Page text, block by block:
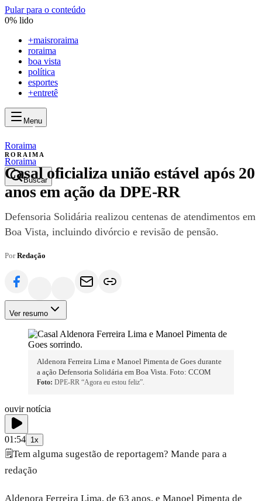
Pular para o conteúdo
0% lido
+maisroraima
roraima
boa vista
política
esportes
+entretê
Menu
maisroraima
mais
Roraima
Buscar
Roraima
RORAIMA
Casal oficializa união estável após 20
anos em ação da DPE-RR
Defensoria Solidária realizou centenas de atendimentos em
Boa Vista, incluindo divórcio e revisão de pensão.
PorRedação
Ver resumo
Aldenora Ferreira Lima e Manoel Pimenta de Goes durante
a ação Defensoria Solidária em Boa Vista. Foto: CCOM
Foto: DPE-RR “Agora eu estou feliz”.
ouvir notícia
01:54 1x
🗒️Tem alguma sugestão de reportagem? Mande para a
redação
Aldenora Ferreira Lima, de 63 anos, e Manoel Pimenta de